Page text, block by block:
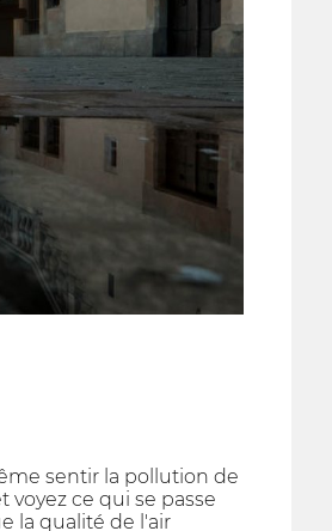
sentir la pollution de
voyez ce qui se passe
la qualité de l'air